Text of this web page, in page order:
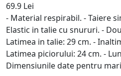
69.9 Lei
- Material respirabil. - Taiere
Elastic in talie cu snururi. -
Latimea in talie: 29 cm. -
Latimea piciorului: 24 cm. -
Dimensiunile date pentru